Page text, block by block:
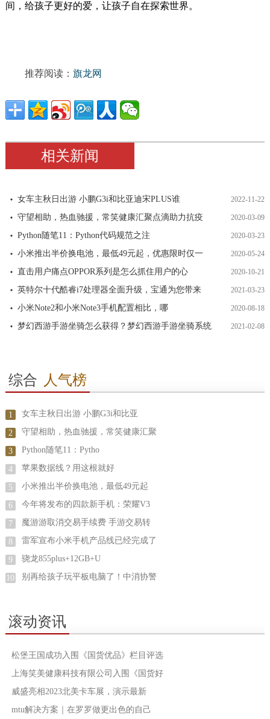
间，给孩子更好的爱，让孩子自在探索世界。
推荐阅读： 旗龙网
相关新闻
女车主秋日出游 小鹏G3i和比亚迪宋PLUS谁 2022-11-22
守望相助，热血驰援，常笑健康汇聚点滴助力抗疫 2020-03-09
Python随笔11：Python代码规范之注 2020-03-23
小米推出半价换电池，最低49元起，优惠限时仅一 2020-05-24
直击用户痛点OPPOR系列是怎么抓住用户的心 2020-10-21
英特尔十代酷睿i7处理器全面升级，宝通为您带来 2021-03-23
小米Note2和小米Note3手机配置相比，哪 2020-08-18
梦幻西游手游坐骑怎么获得？梦幻西游手游坐骑系统 2021-02-08
综合 人气榜
1 女车主秋日出游 小鹏G3i和比亚
2 守望相助，热血驰援，常笑健康汇聚
3 Python随笔11：Pytho
4 苹果数据线？用这根就好
5 小米推出半价换电池，最低49元起
6 今年将发布的四款新手机：荣耀V3
7 魔游游取消交易手续费 手游交易转
8 雷军宣布小米手机产品线已经完成了
9 骁龙855plus+12GB+U
10 别再给孩子玩平板电脑了！中消协警
滚动资讯
松堡王国成功入围《国货优品》栏目评选
上海笑美健康科技有限公司入围《国货好
威盛亮相2023北美卡车展，演示最新
mtu解决方案｜在罗罗做更出色的自己